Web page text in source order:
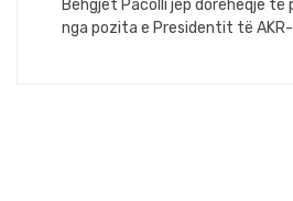
Behgjet Pacolli jep dorëheqje të
nga pozita e Presidentit të